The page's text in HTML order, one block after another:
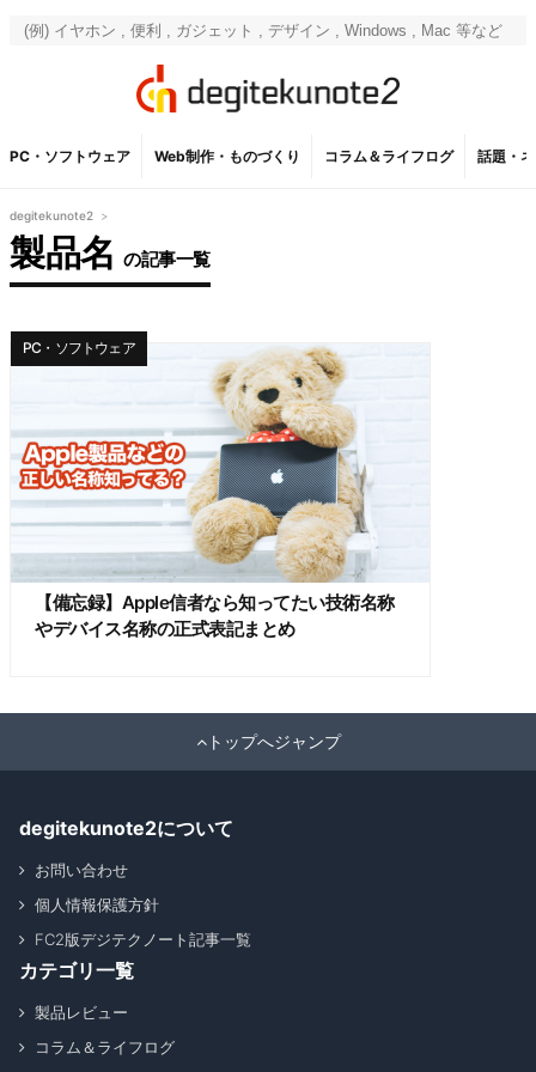
PC・ソフトウェア Web制作・ものづくり コラム＆ライフログ 話題・
degitekunote2 >
製品名 の記事一覧
【備忘録】Apple信者なら知ってたい技術名称
やデバイス名称の正式表記まとめ
PC・ソフトウェア
トップへジャンプ
degitekunote2について
お問い合わせ
個人情報保護方針
FC2版デジテクノート記事一覧
カテゴリ一覧
製品レビュー
コラム＆ライフログ